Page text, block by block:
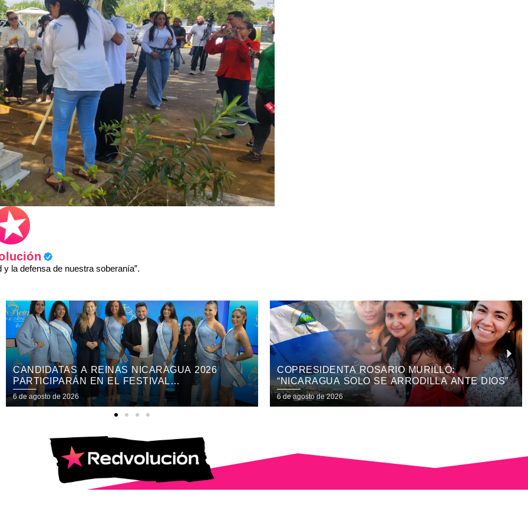
la defensa de nuestra soberanía”.
COPRESIDENTA ROSARIO MURILLO:
“NICARAGUA SOLO SE ARRODILLA ANTE DIOS”
6 de agosto de 2026
HOSPITAL ANTONIO LENÍN FONSECA
DESARROLLA JORNADA QUIRÚRGICA
ESPECIALIZADA EN OTORRINOLARINGOLOGÍA
6 de agosto de 2026